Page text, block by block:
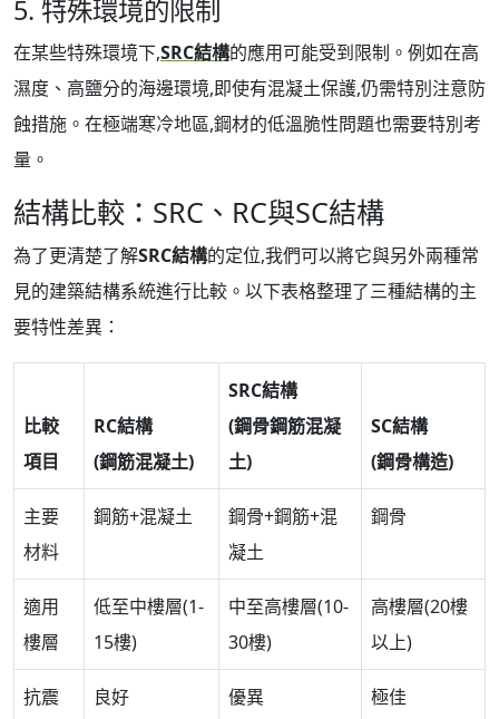
5. 特殊環境的限制
在某些特殊環境下,SRC結構的應用可能受到限制。例如在高
濕度、高鹽分的海邊環境,即使有混凝土保護,仍需特別注意防
蝕措施。在極端寒冷地區,鋼材的低溫脆性問題也需要特別考
量。
結構比較：SRC、RC與SC結構
為了更清楚了解SRC結構的定位,我們可以將它與另外兩種常
見的建築結構系統進行比較。以下表格整理了三種結構的主
要特性差異：
比較
項目
RC結構
(鋼筋混凝土)
SRC結構
(鋼骨鋼筋混凝
土)
SC結構
(鋼骨構造)
主要
材料
鋼筋+混凝土
鋼骨+鋼筋+混
凝土
鋼骨
適用
樓層
低至中樓層(1-
15樓)
中至高樓層(10-
30樓)
高樓層(20樓
以上)
抗震
良好 優異 極佳